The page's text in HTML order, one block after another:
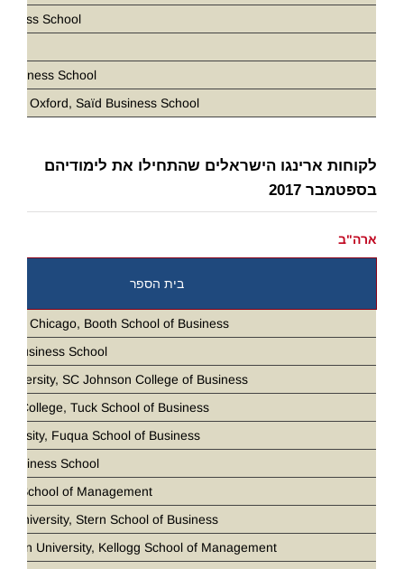
School
School
of Oxford, Saïd Business School
לקוחות ארינגו הישראלים שהתחילו את לימודיהם
בספטמבר 2017
ארה"ב
בית הספר
of Chicago, Booth School of Business
Business School
SC Johnson College of Business
College, Tuck School of Business
Fuqua School of Business
Business School
School of Management
University, Stern School of Business
University, Kellogg School of Management